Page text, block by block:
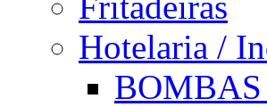
Hotelaria /